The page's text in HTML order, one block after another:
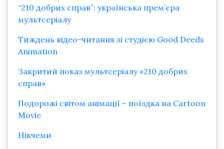
“210 добрих справ”: українська прем’єра
мультсеріалу
Тиждень відео-читання зі студією Good Deeds
Animation
Закритий показ мультсеріалу «210 добрих
справ»
Подорожі світом анімації – поїздка на Cartoon
Movie
Нікчеми